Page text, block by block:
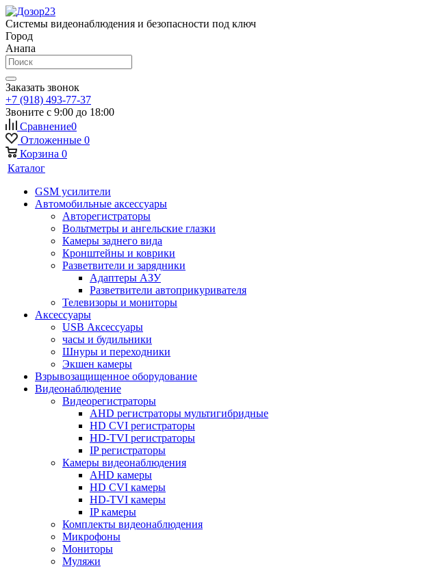
Системы видеонаблюдения и безопасности под ключ
Город
Анапа
Заказать звонок
+7 (918) 493-77-37
Звоните с 9:00 до 18:00
Сравнение0
Отложенные 0
Корзина 0
Каталог
GSM усилители
Автомобильные аксессуары
Авторегистраторы
Вольтметры и ангельские глазки
Камеры заднего вида
Кронштейны и коврики
Разветвители и зарядники
Адаптеры АЗУ
Разветвители автоприкуривателя
Телевизоры и мониторы
Аксессуары
USB Аксессуары
часы и будильники
Шнуры и переходники
Экшен камеры
Взрывозащищенное оборудование
Видеонаблюдение
Видеорегистраторы
AHD регистраторы мультигибридные
HD CVI регистраторы
HD-TVI регистраторы
IP регистраторы
Камеры видеонаблюдения
AHD камеры
HD CVI камеры
HD-TVI камеры
IP камеры
Комплекты видеонаблюдения
Микрофоны
Мониторы
Муляжи